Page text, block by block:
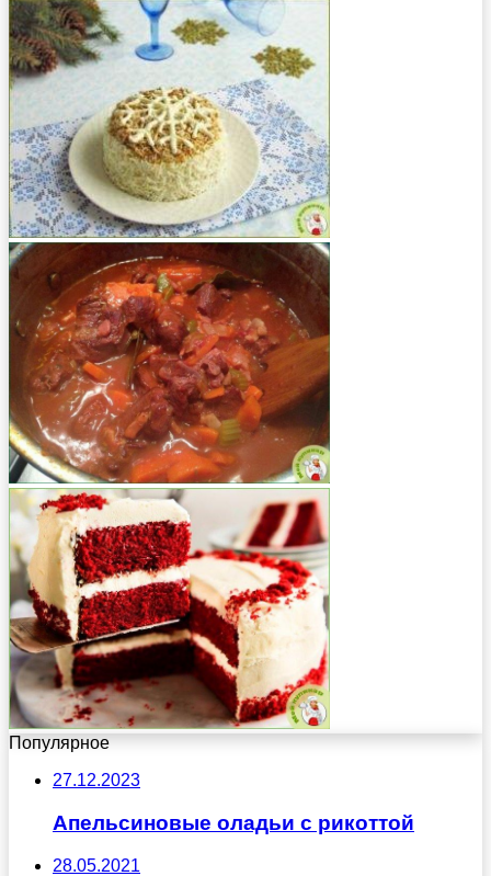
Популярное
27.12.2023
Апельсиновые оладьи с рикоттой
28.05.2021